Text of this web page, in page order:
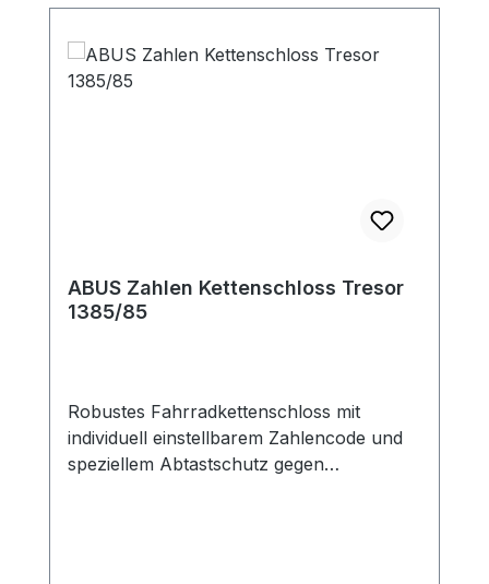
ABUS Zahlen Kettenschloss Tresor
1385/85
Robustes Fahrradkettenschloss mit
individuell einstellbarem Zahlencode und
speziellem Abtastschutz gegen